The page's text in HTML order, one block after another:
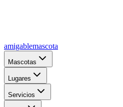
amigablemascota
Mascotas
Lugares
Servicios